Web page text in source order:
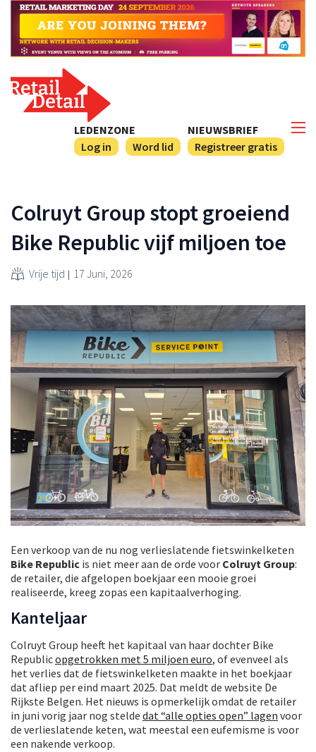
NIEUWSBRIEF
Registreer gratis
LEDENZONE
Log in
Word lid
Colruyt Group stopt groeiend
Bike Republic vijf miljoen toe
Vrije tijd 17 Juni, 2026
Een verkoop van de nu nog verlieslatende fietswinkelketen
Bike Republic is niet meer aan de orde voor Colruyt Group:
de retailer, die afgelopen boekjaar een mooie groei
realiseerde, kreeg zopas een kapitaalverhoging.
Kanteljaar
Colruyt Group heeft het kapitaal van haar dochter Bike
Republicopgetrokken met 5 miljoen euro, of evenveel als
het verlies dat de fietswinkelketen maakte in het boekjaar
dat afliep per eind maart 2025. Dat meldt de website De
Rijkste Belgen. Het nieuws is opmerkelijk omdat de retailer
in juni vorig jaar nog stelde dat “alle opties open” lagen voor
de verlieslatende keten, wat meestal een eufemisme is voor
een nakende verkoop.